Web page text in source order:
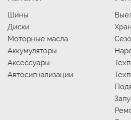
Шины
Диски
Моторные масла
Аккумуляторы
Аксессуары
Автосигнализации